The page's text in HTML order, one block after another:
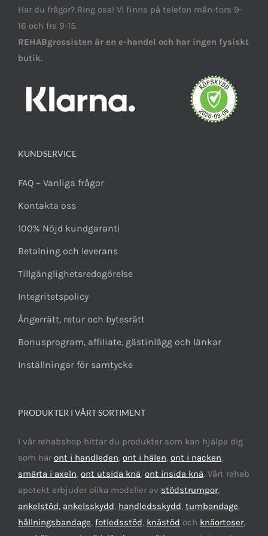
Har du frågor? Ring oss! Vi finns på telefon mån-tors 9-
16 och fre 9-15.
REHABgrossisten är en e-handel och har ingen fysiskt
butik.
KUNDSERVICE
FAQ – Vanliga frågor
Kontakta oss
100% Nöjd kundgaranti
Betalning och leverans
Tillgänglighetsredogörelse
Integritetspolicy
Ångerrätt, retur och bytesrätt
Bonusprogram, affiliate, gästinlägg och länkar
Inställningar för samtycke
PRODUKTER I VÅRT SORTIMENT
I vår rehabshop hittar du produkter som kan hjälpa dig
som haront i handleden, ont i hälen, ont i nacken,
smärta i axeln, ont utsida knä, ont insida knä. Vårt rehab
apotekt erbjuder olika modeller av stödstrumpor,
ankelstöd, ankelsskydd, handledsskydd, tumbandage,
hållningsbandage, fotledsstöd, knästöd och knäortoser,